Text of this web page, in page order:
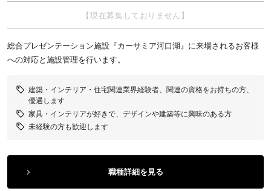
【現在募集しておりません】
総合プレゼンテーション施設『カーサミア河口湖』に来場されるお客様
への対応と施設管理を行います。
建築・インテリア・住宅関連業界経験者、関連の資格をお持ちの方、
優遇します
家具・インテリアが好きで、デザインや建築等に興味のある方
未経験の方も歓迎します
職種詳細を見る